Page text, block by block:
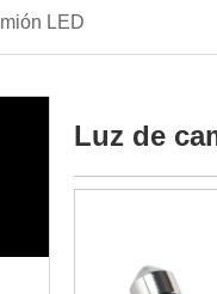
LED
Luz de